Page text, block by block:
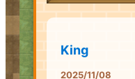
King
2025/11/08